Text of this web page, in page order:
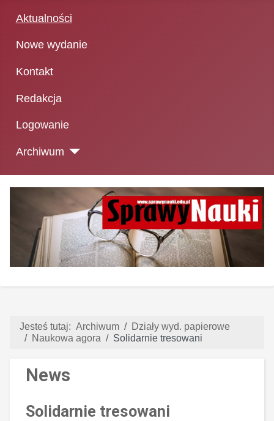
Aktualności
Nowe wydanie
Kontakt
Redakcja
Logowanie
Archiwum
Jesteś tutaj: Archiwum
Działy wyd. papierowe
Naukowa agora
Solidarnie tresowani
News
Solidarnie tresowani